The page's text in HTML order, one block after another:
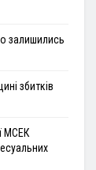
залишились
збитків
МСЕК